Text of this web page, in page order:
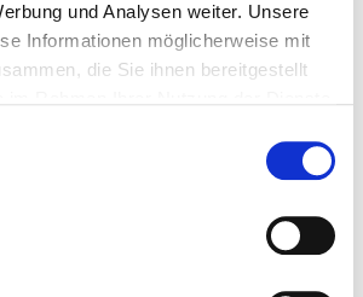
und Analysen weiter. Unsere
Informationen möglicherweise mit
die Sie ihnen bereitgestellt